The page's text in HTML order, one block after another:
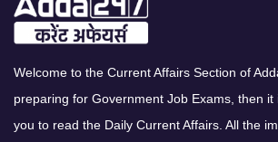
Welcome to the Current Affairs Section of
preparing for Government Job Exams, then
you to read the Daily Current Affairs. All the